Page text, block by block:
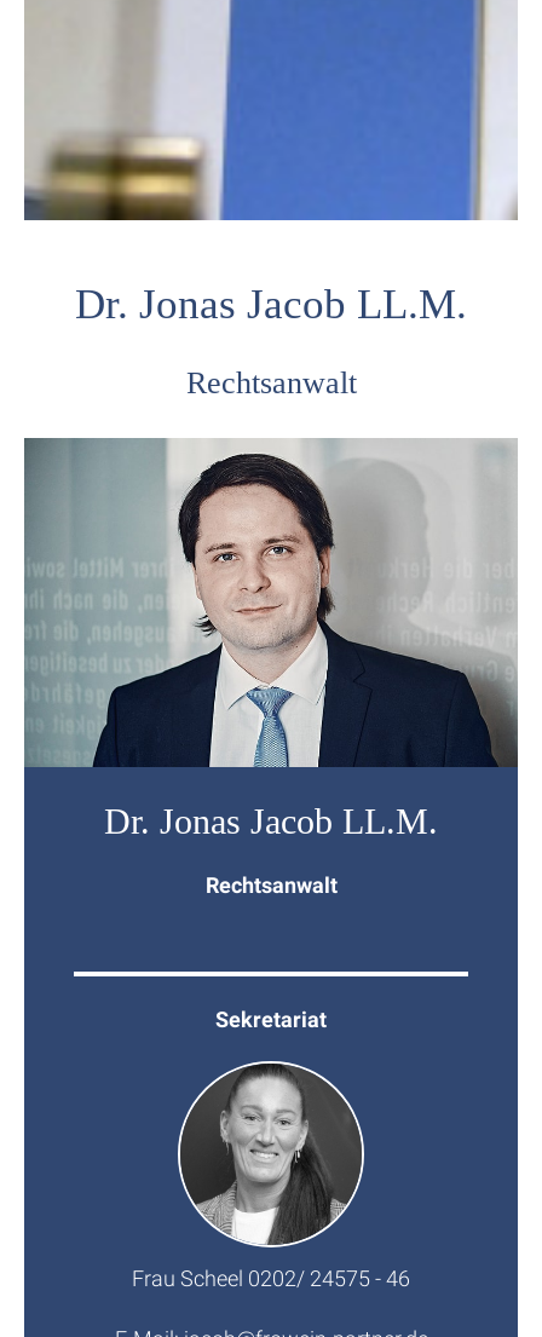
Dr. Jonas Jacob LL.M.
Rechtsanwalt
Dr. Jonas Jacob LL.M.
Rechtsanwalt
Sekretariat
Frau Scheel 0202/ 24575 - 46